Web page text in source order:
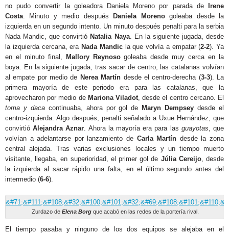
no pudo convertir la goleadora Daniela Moreno por parada de
Irene
Costa. Minuto y medio después Daniela Morenogoleaba desde la
izquierda en un segundo intento. Un minuto después penalti para la serbia
Nada Mandic, que convirtió Natalia Naya. En la siguiente jugada, desde
la izquierda cercana, era Nada Mandicla que volvía a empatar (2-2). Ya
en el minuto final,
Mallory Reynosogoleaba desde muy cerca en la
boya. En la siguiente jugada, tras sacar de centro, las catalanas volvían
al empate por medio de Nerea Martín desde el centro-derecha (3-3). La
primera mayoría de este periodo era para las catalanas, que la
aprovecharon por medio de Mariona Viladot, desde el centro cercano. El
toma y dacacontinuaba, ahora por gol de Maryn Dempsey desde el
centro-izquierda. Algo después, penalti señalado a Uxue Hernández, que
convirtióAlejandra Aznar. Ahora la mayoría era para las guayotas, que
volvían a adelantarse por lanzamiento de Carla Martín desde la zona
central alejada. Tras varias exclusiones locales y un tiempo muerto
visitante, llegaba, en superioridad, el primer gol de Júlia Cereijo, desde
la izquierda al sacar rápido una falta, en el último segundo antes del
intermedio (6-6).
Zurdazo de Elena Borg que acabó en las redes de la portería rival.
El tiempo pasaba y ninguno de los dos equipos se alejaba en el